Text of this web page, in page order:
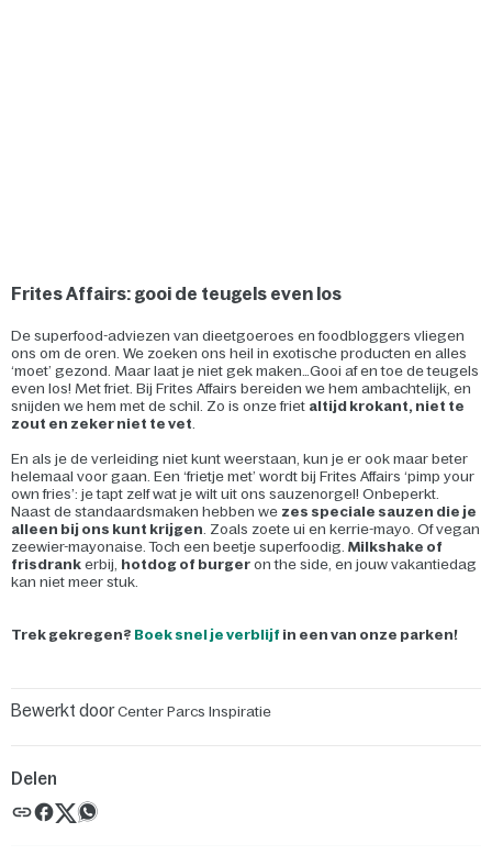
Frites Affairs: gooi de teugels even los
De superfood-adviezen van dieetgoeroes en foodbloggers vliegen
ons om de oren. We zoeken ons heil in exotische producten en alles
‘moet’ gezond. Maar laat je niet gek maken…Gooi af en toe de teugels
even los! Met friet. Bij Frites Affairs bereiden we hem ambachtelijk, en
snijden we hem met de schil. Zo is onze friet altijd krokant, niet te
zout en zeker niet te vet.
En als je de verleiding niet kunt weerstaan, kun je er ook maar beter
helemaal voor gaan. Een ‘frietje met’ wordt bij Frites Affairs ‘pimp your
own fries’: je tapt zelf wat je wilt uit ons sauzenorgel! Onbeperkt.
Naast de standaardsmaken hebben we zes speciale sauzen die je
alleen bij ons kunt krijgen. Zoals zoete ui en kerrie-mayo. Of vegan
zeewier-mayonaise. Toch een beetje superfoodig. Milkshake of
frisdrank erbij, hotdog of burger on the side, en jouw vakantiedag
kan niet meer stuk.
Trek gekregen? Boek snel je verblijf in een van onze parken!
Bewerkt doorCenter Parcs Inspiratie
Delen